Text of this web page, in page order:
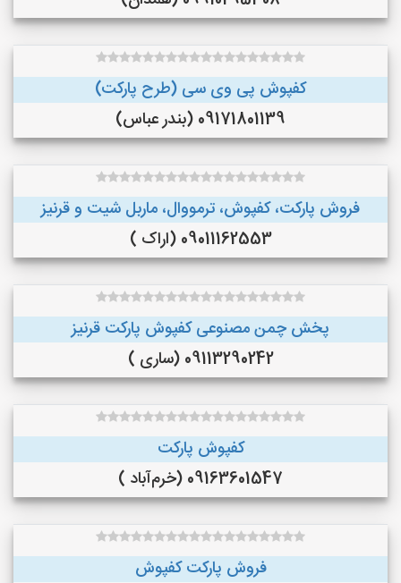
کفپوش پی وی سی (طرح پارکت)
09171801139 (بندر عباس)
فروش پارکت، کفپوش، ترمووال، ماربل شیت و قرنیز
09011162553 (اراک )
پخش چمن مصنوعی کفپوش پارکت قرنیز
09113290242 (ساری )
کفپوش پارکت
09163601547 (خرم‌آباد )
فروش پارکت کفپوش